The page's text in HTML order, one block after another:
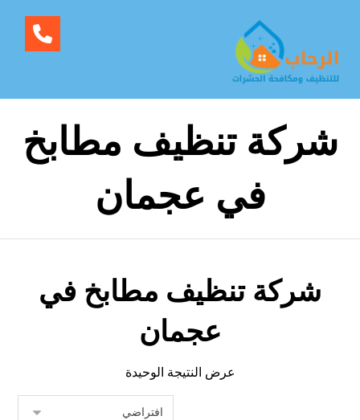
شركة تنظيف مطابخ
في عجمان
شركة تنظيف مطابخ في
عجمان
عرض النتيجة الوحيدة